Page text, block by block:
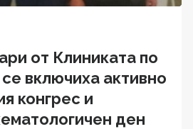
от Клиниката по
включиха активно
конгрес и
ден